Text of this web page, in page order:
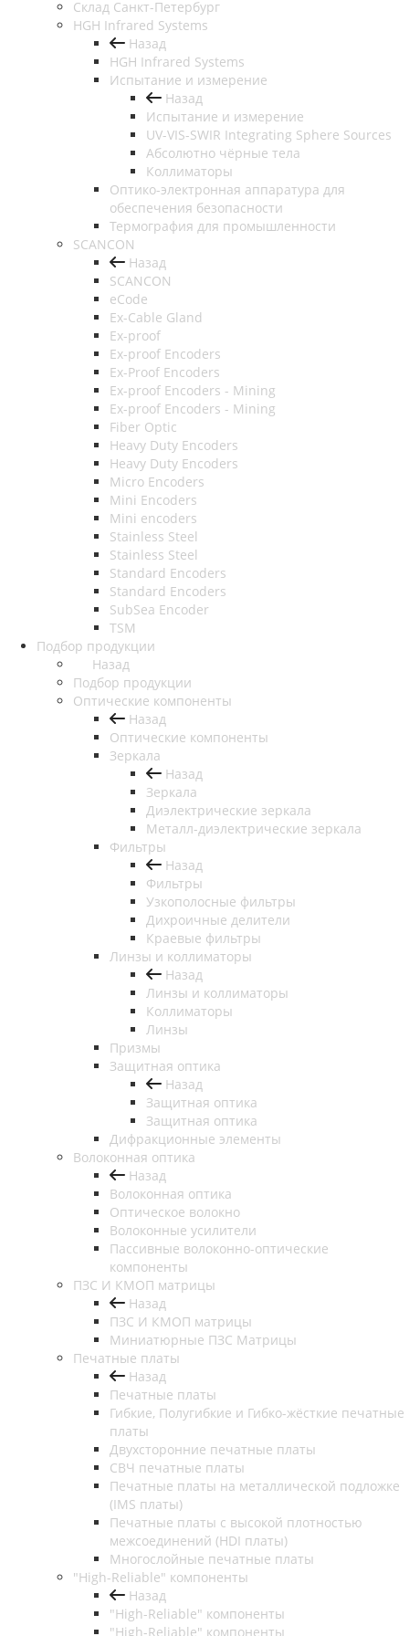
Cклад Санкт-Петербург
HGH Infrared Systems
Назад
HGH Infrared Systems
Испытание и измерение
Назад
Испытание и измерение
UV-VIS-SWIR Integrating Sphere Sources
Абсолютно чёрные тела
Коллиматоры
Оптико-электронная аппаратура для
обеспечения безопасности
Термография для промышленности
SCANCON
Назад
SCANCON
eCode
Ex-Cable Gland
Ex-proof
Ex-proof Encoders
Ex-Proof Encoders
Ex-proof Encoders - Mining
Ex-proof Encoders - Mining
Fiber Optic
Heavy Duty Encoders
Heavy Duty Encoders
Micro Encoders
Mini Encoders
Mini encoders
Stainless Steel
Stainless Steel
Standard Encoders
Standard Encoders
SubSea Encoder
TSM
Подбор продукции
Назад
Подбор продукции
Оптические компоненты
Назад
Оптические компоненты
Зеркала
Назад
Зеркала
Диэлектрические зеркала
Металл-диэлектрические зеркала
Фильтры
Назад
Фильтры
Узкополосные фильтры
Дихроичные делители
Краевые фильтры
Линзы и коллиматоры
Назад
Линзы и коллиматоры
Коллиматоры
Линзы
Призмы
Защитная оптика
Назад
Защитная оптика
Защитная оптика
Дифракционные элементы
Волоконная оптика
Назад
Волоконная оптика
Оптическое волокно
Волоконные усилители
Пассивные волоконно-оптические
компоненты
ПЗС И КМОП матрицы
Назад
ПЗС И КМОП матрицы
Миниатюрные ПЗС Матрицы
Печатные платы
Назад
Печатные платы
Гибкие, Полугибкие и Гибко-жёсткие печатные
платы
Двухсторонние печатные платы
СВЧ печатные платы
Печатные платы на металлической подложке
(IMS платы)
Печатные платы с высокой плотностью
межсоединений (HDI платы)
Многослойные печатные платы
"High-Reliable" компоненты
Назад
"High-Reliable" компоненты
"High-Reliable" компоненты